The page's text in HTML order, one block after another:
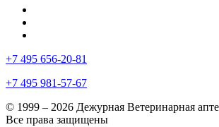
+7 495 656-20-81
+7 495 981-57-67
© 1999 – 2026 Дежурная Ветеринарная
Все права защищены